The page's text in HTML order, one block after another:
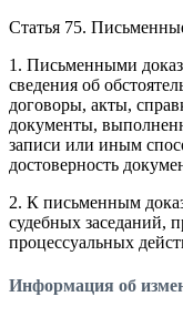
Статья 75.
1. Письменными
сведения об
договоры, акты,
документы,
записи или иным
достоверность
2. К письменным
судебных заседаний,
процессуальных
Информация об